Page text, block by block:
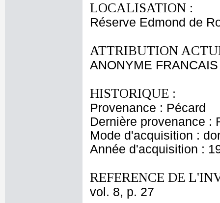
LOCALISATION :
Réserve Edmond de
ATTRIBUTION
ANONYME FRANCAIS
HISTORIQUE :
Provenance : Pécard
Dernière provenance :
Mode d'acquisition :
Année d'acquisition :
REFERENCE DE
vol. 8, p. 27